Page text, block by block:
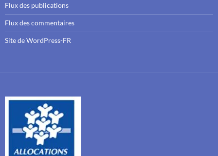
Flux des publications
Flux des commentaires
Site de WordPress-FR